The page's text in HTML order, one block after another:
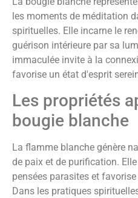
les moments de méditation
spirituelles. Elle incarne le
guérison intérieure par sa
immaculée invite à la
favorise un état d'esprit
Les propriétés
bougie blanche
La flamme blanche génère
de paix et de purification.
pensées parasites et
Dans les pratiques